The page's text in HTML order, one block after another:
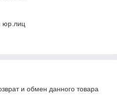
юр.лиц
и обмен данного товара